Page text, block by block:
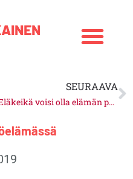
SEURAAVA
Eläkeikä voisi olla elämän parasta aikaa